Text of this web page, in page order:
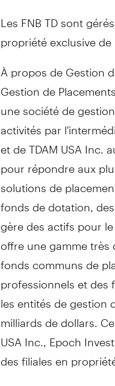
Les FNB TD sont
propriété exclusive
À propos de Gestion
Gestion de
une société de
activités par
et de TDAMUSA Inc.
pour répondre aux
solutions de
fonds de dotation,
gère des actifs pour
offre une gamme
fonds communs de
professionnels et des
les entités de gestion
milliards de dollars.
USA Inc., Epoch
des filiales en